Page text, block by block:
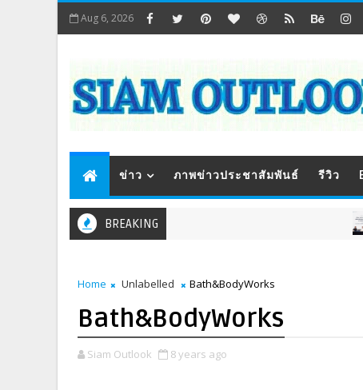
Aug 6, 2026
ข่าว ภาพข่าวประชาสัมพันธ์ รีวิว
BREAKING ภ
Home Unlabelled Bath&BodyWorks
Bath&BodyWorks
Siam Outlook 8 years ago